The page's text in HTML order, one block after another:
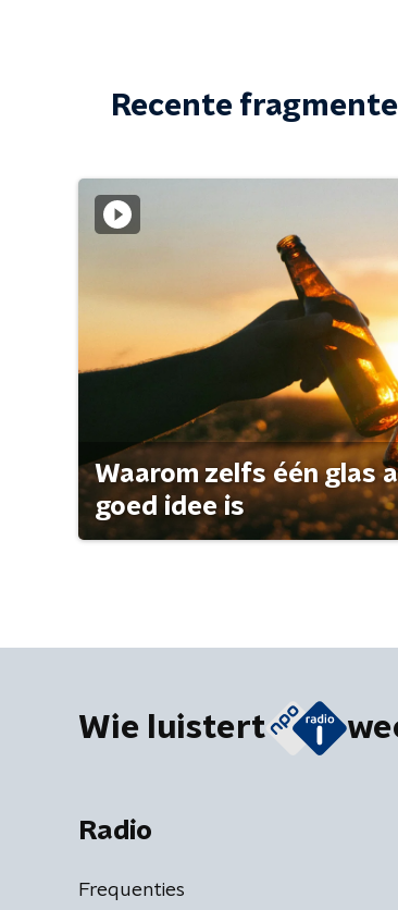
Recente
Waarom zelfs één glas
goed idee is
Wie luistert
Radio
Frequenties